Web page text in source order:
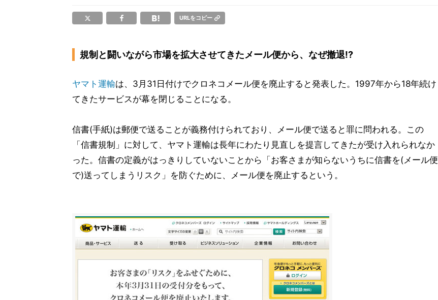
URLをコピー
規制と闘いながら市場を拡大させてきたメール便から、なぜ撤退!?
ヤマト運輸は、3月31日付けでクロネコメール便を廃止すると発表した。1997年から18年続け
てきたサービスが幕を閉じることになる。
信書(手紙)は郵便で送ることが義務付けられており、メール便で送ると罪に問われる。この
「信書規制」に対して、ヤマト運輸は長年にわたり見直しを提言してきたが受け入れられなか
った。信書の定義がはっきりしていないことから「お客さまが知らないうちに信書を(メール便
で)送ってしまうリスク」を防ぐために、メール便を廃止するという。